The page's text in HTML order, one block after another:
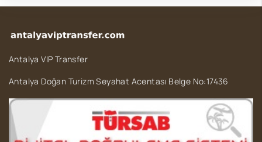
Antalya VIP Transfer
Antalya Doğan Turizm Seyahat Acentası Belge No:17436